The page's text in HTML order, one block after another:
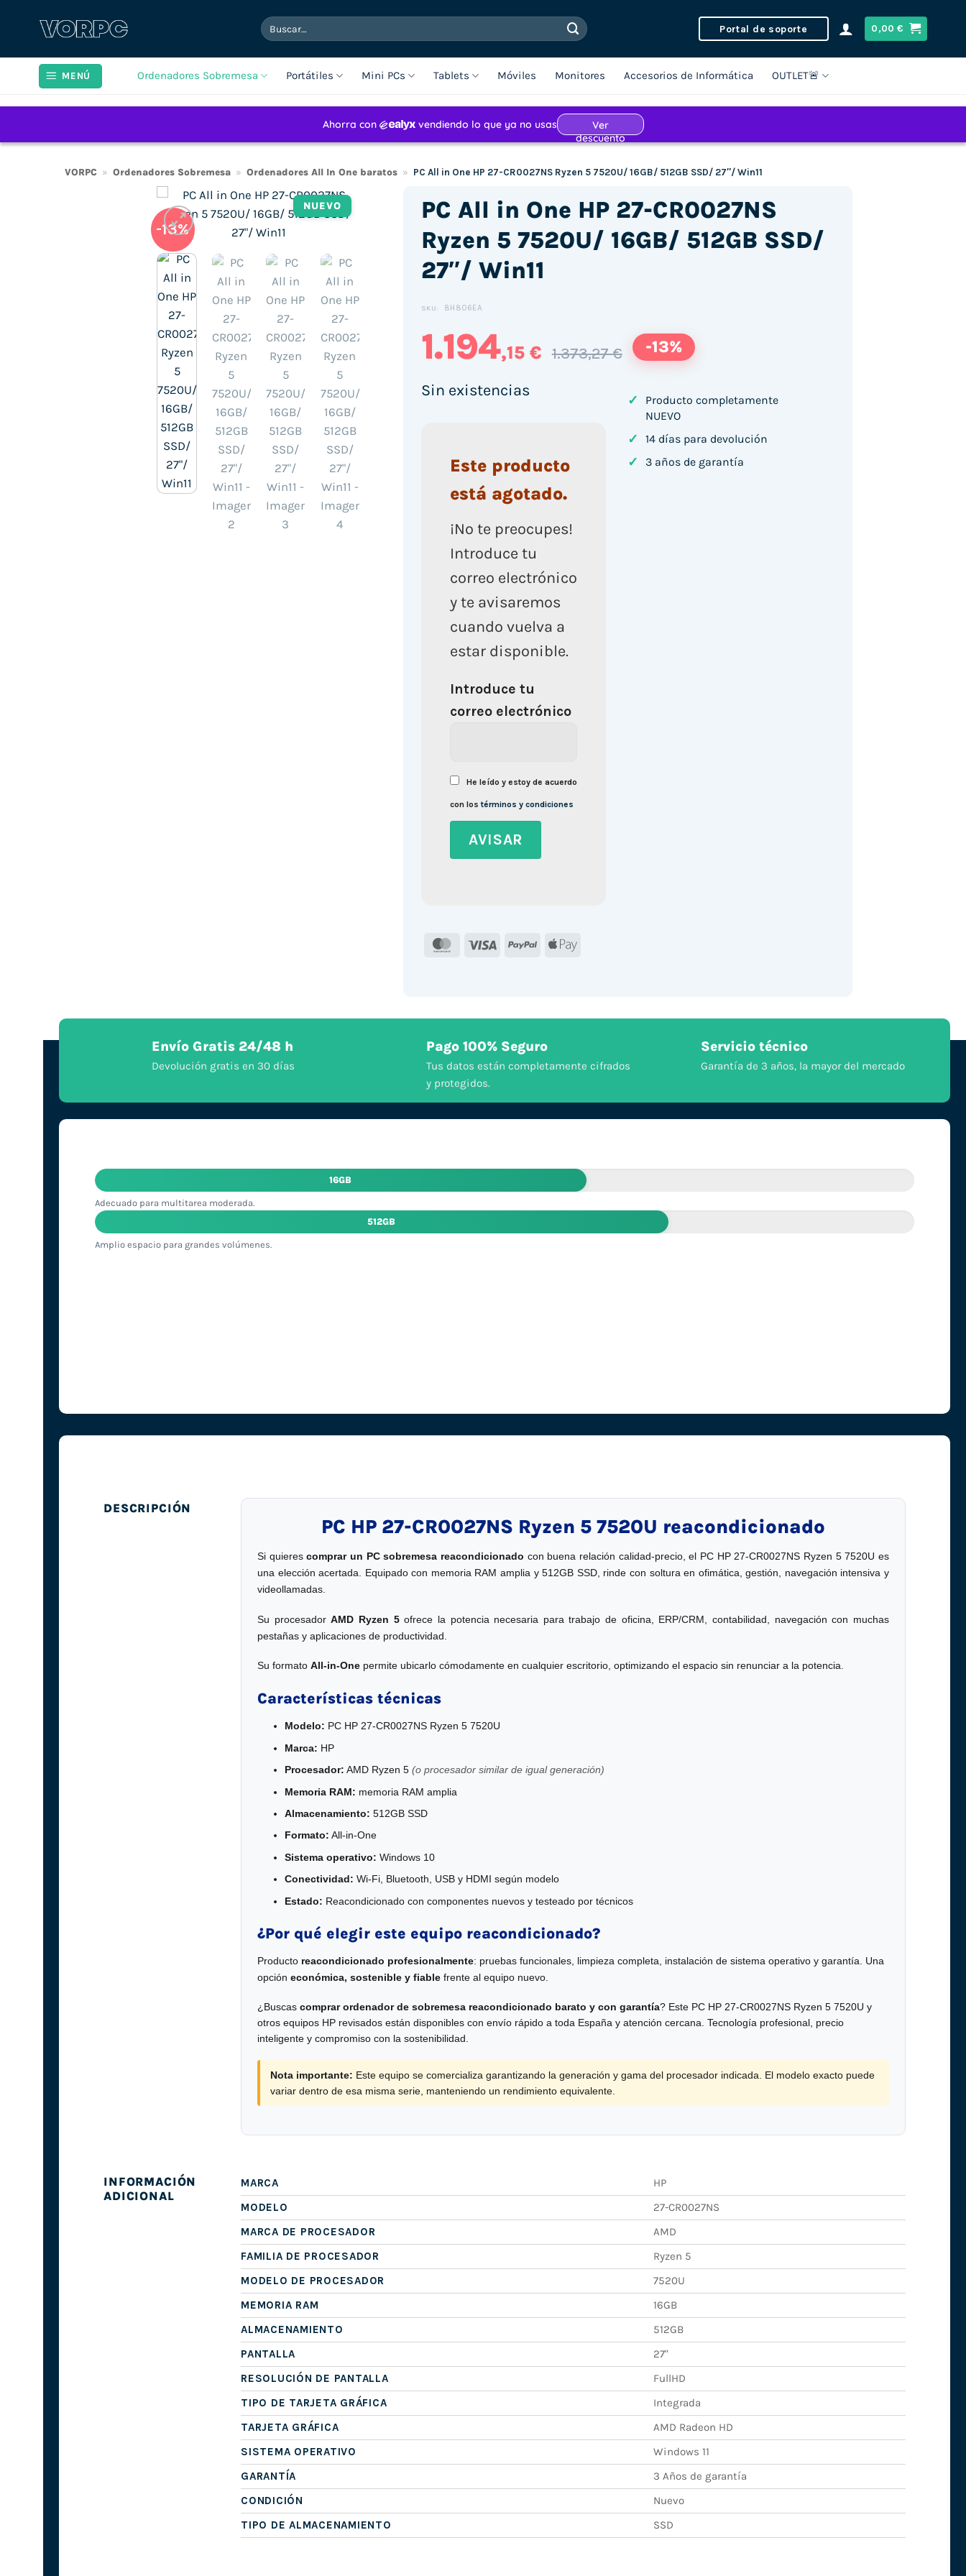
Buscar
por:
Portal de soporte 0,00€
MENÚ Ordenadores Sobremesa Portátiles Mini PCs Tablets Móviles Monitores Accesorios de Informática OUTLET🚨
VORPC » Ordenadores Sobremesa » Ordenadores All In One baratos » PC All in One HP 27-CR0027NS Ryzen 5 7520U/ 16GB/ 512GB SSD/ 27″/ Win11
NUEVO
-13%
PC All in One HP 27-CR0027NS
Ryzen 5 7520U/ 16GB/ 512GB SSD/
27″/ Win11
SKU: 8H806EA
1.194,15 € 1.373,27 € -13%
Sin existencias
Este producto
está agotado.
¡No te preocupes!
Introduce tu
correo electrónico
y te avisaremos
cuando vuelva a
estar disponible.
Introduce tu
correo electrónico
He leído y estoy de acuerdo
con lostérminos y condiciones
MasterCard
Visa PayPal Apple
✓
Producto completamente
NUEVO
✓ 14 días para devolución
✓ 3 años de garantía
Envío Gratis 24/48 h
Devolución gratis en 30 días
Pago 100% Seguro
Tus datos están completamente cifrados
y protegidos.
Servicio técnico
Garantía de 3 años, la mayor del mercado
16GB
Adecuado para multitarea moderada.
512GB
Amplio espacio para grandes volúmenes.
DESCRIPCIÓN
PC HP 27-CR0027NS Ryzen 5 7520U reacondicionado
Si quierescomprar un PC sobremesa reacondicionado con buena relación calidad-precio, el PC HP 27-CR0027NS Ryzen 5 7520U es
una elección acertada. Equipado con memoria RAM amplia y 512GB SSD, rinde con soltura en ofimática, gestión, navegación intensiva y
videollamadas.
Su procesadorAMD Ryzen 5ofrece la potencia necesaria para trabajo de oficina, ERP/CRM, contabilidad, navegación con muchas
pestañas y aplicaciones de productividad.
Su formato All-in-One permite ubicarlo cómodamente en cualquier escritorio, optimizando el espacio sin renunciar a la potencia.
Características técnicas
Modelo: PC HP 27-CR0027NS Ryzen 5 7520U
Marca: HP
Procesador: AMD Ryzen 5(o procesador similar de igual generación)
Memoria RAM: memoria RAM amplia
Almacenamiento: 512GB SSD
Formato: All-in-One
Sistema operativo: Windows 10
Conectividad: Wi-Fi, Bluetooth, USB y HDMI según modelo
Estado: Reacondicionado con componentes nuevos y testeado por técnicos
¿Por qué elegir este equipo reacondicionado?
Producto reacondicionado profesionalmente: pruebas funcionales, limpieza completa, instalación de sistema operativo y garantía. Una
opción económica, sostenible y fiable frente al equipo nuevo.
¿Buscas comprar ordenador de sobremesa reacondicionado barato y con garantía? Este PC HP 27-CR0027NS Ryzen 5 7520U y
otros equipos HP revisados están disponibles con envío rápido a toda España y atención cercana. Tecnología profesional, precio
inteligente y compromiso con la sostenibilidad.
Nota importante: Este equipo se comercializa garantizando la generación y gama del procesador indicada. El modelo exacto puede
variar dentro de esa misma serie, manteniendo un rendimiento equivalente.
INFORMACIÓN
ADICIONAL
MARCA
HP
MODELO
27-CR0027NS
MARCA DE PROCESADOR
AMD
FAMILIA DE PROCESADOR
Ryzen 5
MODELO DE PROCESADOR
7520U
MEMORIA RAM
16GB
ALMACENAMIENTO
512GB
PANTALLA
27"
RESOLUCIÓN DE PANTALLA
FullHD
TIPO DE TARJETA GRÁFICA
Integrada
TARJETA GRÁFICA
AMD Radeon HD
SISTEMA OPERATIVO
Windows 11
GARANTÍA
3 Años de garantía
CONDICIÓN
Nuevo
TIPO DE ALMACENAMIENTO
SSD